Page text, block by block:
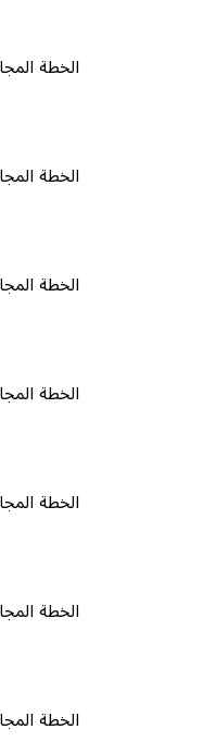
الخطة المجانية ٠
الخطة المجانية ٠
الخطة المجانية ٠
الخطة المجانية ٠
الخطة المجانية ٠
الخطة المجانية ٠
الخطة المجانية ٠